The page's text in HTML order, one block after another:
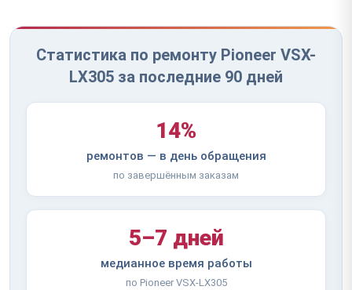
Статистика по ремонту Pioneer VSX-
LX305 за последние 90 дней
14%
ремонтов — в день обращения
по завершённым заказам
5–7 дней
медианное время работы
по Pioneer VSX-LX305